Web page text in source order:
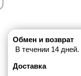
Обмен и возврат
В течении 14 дней.
Доставка